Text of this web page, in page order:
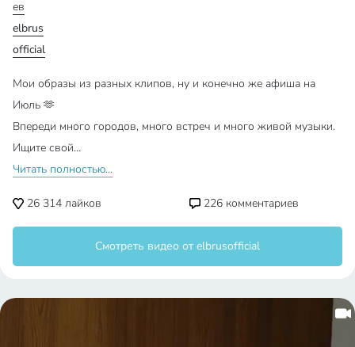
ев
elbrus
official
Мои образы из разных клипов, ну и конечно же афиша на
Июль 🫶
Впереди много городов, много встреч и много живой музыки.
Ищите свой…
Читать полностью...
26 314 лайков 226 комментариев
Смотреть видео от elbrusofficial